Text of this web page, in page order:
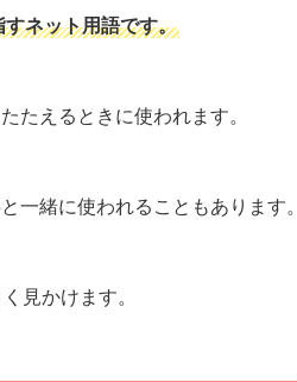
ネット用語です。
たえるときに使われます。
一緒に使われることもあります。
見かけます。